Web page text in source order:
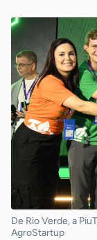
De Rio Verde, a
AgroStartup